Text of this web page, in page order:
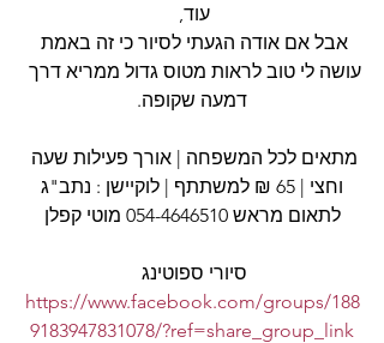
עוד,
אבל אם אודה הגעתי לסיור כי זה באמת
עושה לי טוב לראות מטוס גדול ממריא דרך
דמעה שקופה.
מתאים לכל המשפחה | אורך פעילות שעה
וחצי | 65 ₪ למשתתף | לוקיישן : נתב"ג
לתאום מראש 054-4646510 מוטי קפלן
סיורי ספוטינג
https://www.facebook.com/groups/188
9183947831078/?ref=share_group_link